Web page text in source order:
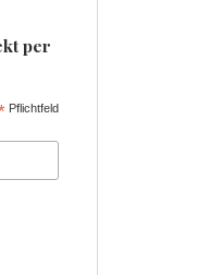
per
Pflichtfeld